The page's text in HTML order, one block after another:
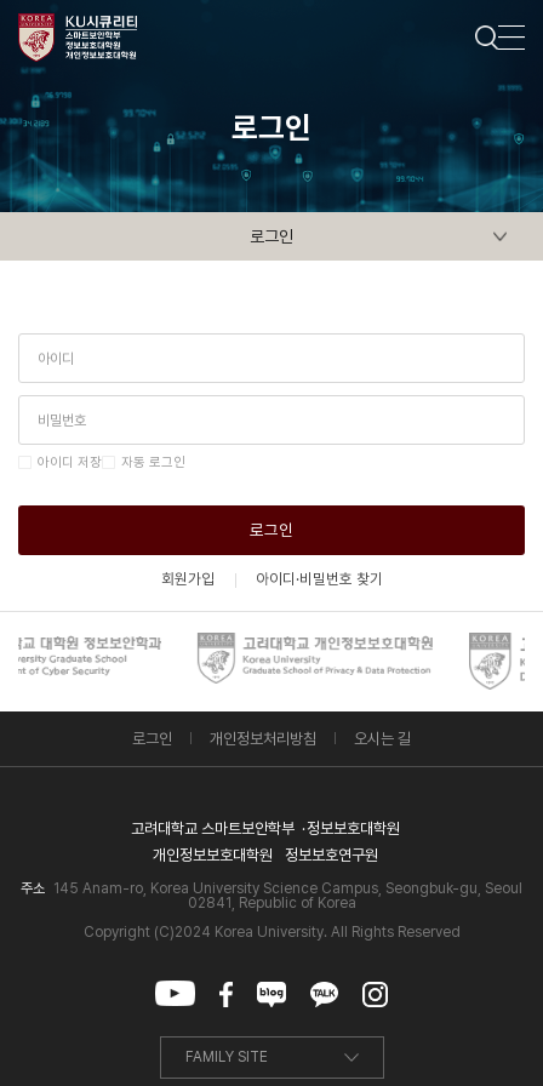
로그인
로그인
아이디 저장 자동 로그인
로그인
회원가입 아이디·비밀번호 찾기
로그인 개인정보처리방침 오시는 길
고려대학교 스마트보안학부
정보보호대학원
개인정보보호대학원
정보보호연구원
주소 145 Anam-ro, Korea University Science Campus, Seongbuk-gu, Seoul
02841, Republic of Korea
Copyright (C)2024 Korea University. All Rights Reserved